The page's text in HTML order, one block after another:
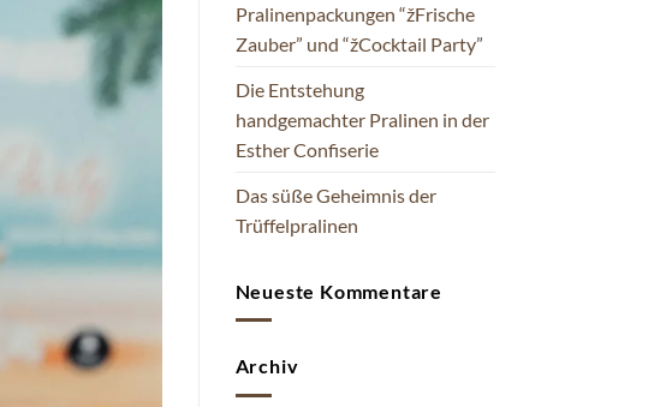
Pralinenpackungen “žFrische
Zauber” und “žCocktail Party”
Die Entstehung
handgemachter Pralinen in der
Esther Confiserie
Das süße Geheimnis der
Trüffelpralinen
Neueste Kommentare
Archiv